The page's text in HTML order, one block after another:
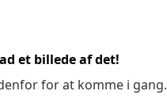
et billede af det!
for at komme i gang.